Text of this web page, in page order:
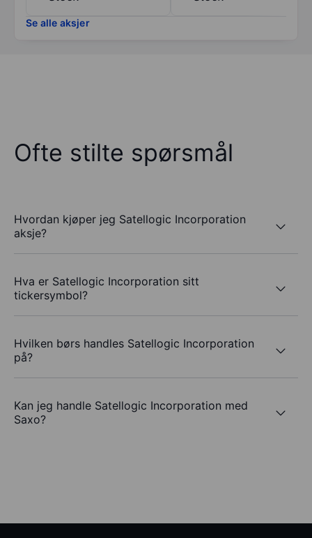
Se alle aksjer
Ofte stilte spørsmål
Hvordan kjøper jeg Satellogic Incorporation
aksje?
Hva er Satellogic Incorporation sitt
tickersymbol?
Hvilken børs handles Satellogic Incorporation
på?
Kan jeg handle Satellogic Incorporation med
Saxo?